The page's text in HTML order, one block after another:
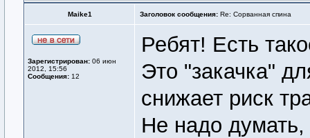
Maike1 Заголовок сообщения: Re: Сорванная спина
Зарегистрирован: 06 июн
2012, 15:56
Сообщения: 12
Ребят! Есть
Это "закачка"
снижает риск
Не надо думать,